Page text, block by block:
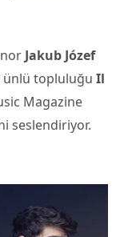
Jakub Józef
ünlü topluluğu Il
Magazine
seslendiriyor.